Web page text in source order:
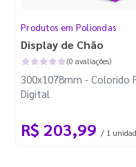
Produtos em Poliondas
Display de Chão
(0 avaliações)
300x1078mm - Colorido
Digital
R$ 203,99 / 1